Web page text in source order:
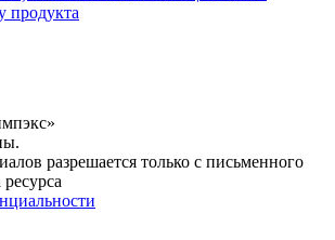
продукта
разрешается только с письменного